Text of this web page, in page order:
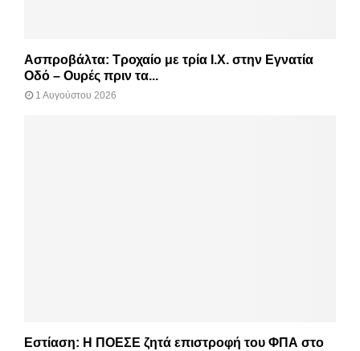
Ασπροβάλτα: Τροχαίο με τρία Ι.Χ. στην Εγνατία
Οδό – Ουρές πριν τα...
1 Αυγούστου 2026
Εστίαση: Η ΠΟΕΣΕ ζητά επιστροφή του ΦΠΑ στο